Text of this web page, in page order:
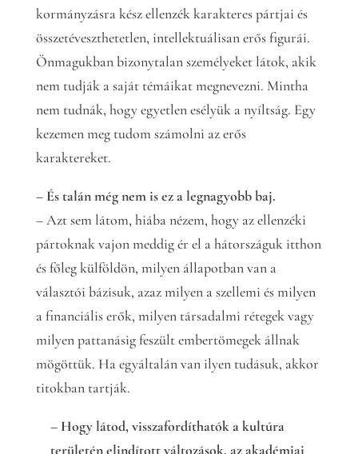
kormányzásra kész ellenzék karakteres pártjai és
összetéveszthetetlen, intellektuálisan erős figurái.
Önmagukban bizonytalan személyeket látok, akik
nem tudják a saját témáikat megnevezni. Mintha
nem tudnák, hogy egyetlen esélyük a nyíltság. Egy
kezemen meg tudom számolni az erős
karaktereket.
– És talán még nem is ez a legnagyobb baj.
– Azt sem látom, hiába nézem, hogy az ellenzéki
pártoknak vajon meddig ér el a hátországuk itthon
és főleg külföldön, milyen állapotban van a
választói bázisuk, azaz milyen a szellemi és milyen
a financiális erők, milyen társadalmi rétegek vagy
milyen pattanásig feszült embertömegek állnak
mögöttük. Ha egyáltalán van ilyen tudásuk, akkor
titokban tartják.
– Hogy látod, visszafordíthatók a kultúra
területén elindított változások, az akadémiai